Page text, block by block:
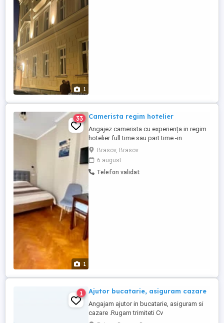
1
1
33 Camerista regim hotelier
Angajez camerista cu experiența in regim
hotelier full time sau part time -in
programul 9-16. ATRIBUTIILE POSTULUI: -
curatarea și aranjarea zilnică a camerelor
conform standardelor locației; -
schimbarea lenjeriei de pat, a prosoapelor
Brasov, Brasov
6 august
Telefon validat
1 Ajutor bucatarie, asiguram cazare
Angajam ajutor in bucatarie, asiguram si
cazare .Rugam trimiteti Cv